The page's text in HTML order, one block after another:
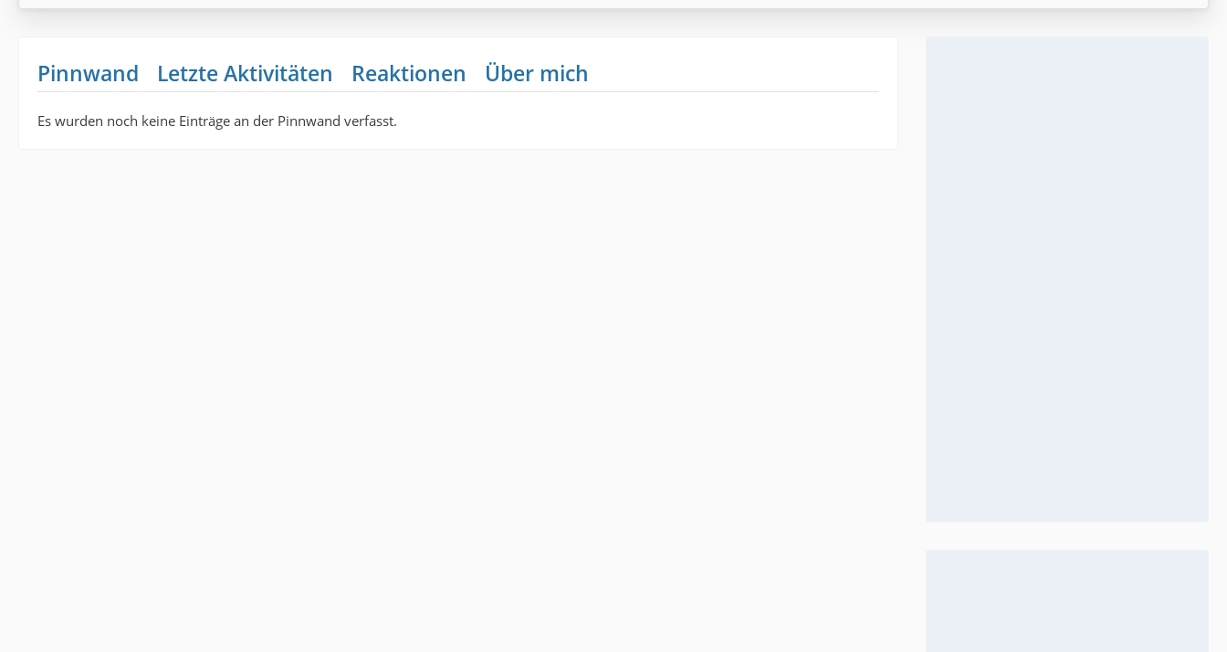
Pinnwand Letzte Aktivitäten Reaktionen Über mich
Es wurden noch keine Einträge an der Pinnwand verfasst.